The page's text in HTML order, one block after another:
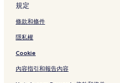
規定
條款和條件
隱私權
Cookie
內容指引和報告內容